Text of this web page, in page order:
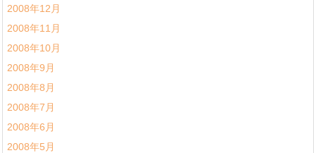
2008年12月
2008年11月
2008年10月
2008年9月
2008年8月
2008年7月
2008年6月
2008年5月